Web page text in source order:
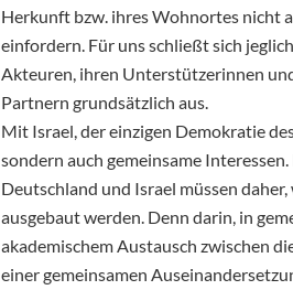
Herkunft bzw. ihres Wohnortes nicht
einfordern. Für uns schließt sich
Akteuren, ihren Unterstützerinnen
Partnern grundsätzlich aus.
Mit Israel, der einzigen Demokratie
sondern auch gemeinsame
Deutschland und Israel müssen
ausgebaut werden. Denn darin, in
akademischem Austausch zwischen
einer gemeinsamen